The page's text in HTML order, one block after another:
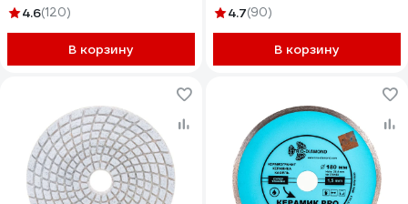
4.6(120)
В корзину
мм № 50 350050
4.7(90)
В корзину